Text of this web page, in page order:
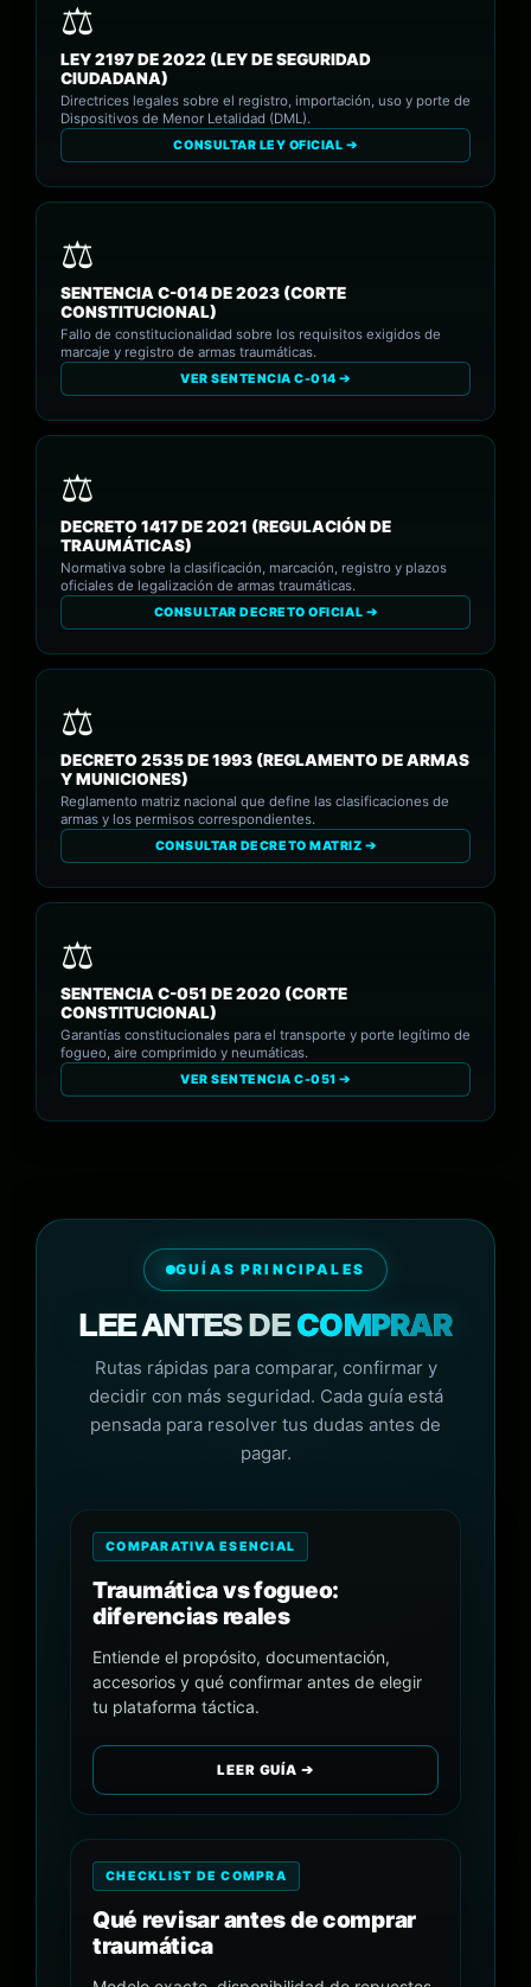
LEY 2197 DE 2022 (LEY DE SEGURIDAD
CIUDADANA)
Directrices legales sobre el registro, importación, uso y porte de
Dispositivos de Menor Letalidad (DML).
CONSULTAR LEY OFICIAL ➔
SENTENCIA C-014 DE 2023 (CORTE
CONSTITUCIONAL)
Fallo de constitucionalidad sobre los requisitos exigidos de
marcaje y registro de armas traumáticas.
VER SENTENCIA C-014 ➔
DECRETO 1417 DE 2021 (REGULACIÓN DE
TRAUMÁTICAS)
Normativa sobre la clasificación, marcación, registro y plazos
oficiales de legalización de armas traumáticas.
CONSULTAR DECRETO OFICIAL ➔
DECRETO 2535 DE 1993 (REGLAMENTO DE ARMAS
Y MUNICIONES)
Reglamento matriz nacional que define las clasificaciones de
armas y los permisos correspondientes.
CONSULTAR DECRETO MATRIZ ➔
SENTENCIA C-051 DE 2020 (CORTE
CONSTITUCIONAL)
Garantías constitucionales para el transporte y porte legítimo de
fogueo, aire comprimido y neumáticas.
VER SENTENCIA C-051 ➔
GUÍAS PRINCIPALES
LEE ANTES DECOMPRAR
Rutas rápidas para comparar, confirmar y
decidir con más seguridad. Cada guía está
pensada para resolver tus dudas antes de
pagar.
COMPARATIVA ESENCIAL
Traumática vs fogueo:
diferencias reales
Entiende el propósito, documentación,
accesorios y qué confirmar antes de elegir
tu plataforma táctica.
LEER GUÍA ➔
CHECKLIST DE COMPRA
Qué revisar antes de comprar
traumática